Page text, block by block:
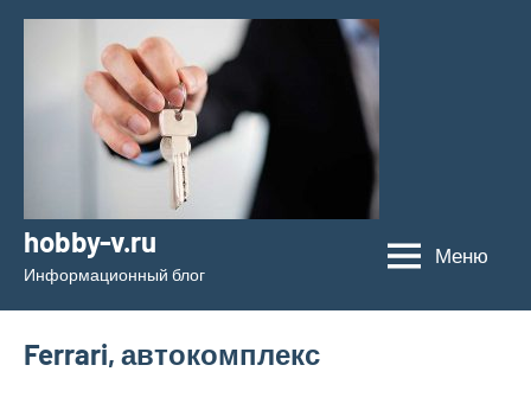
Перейти
содержимому
hobby-v.ru
Информационный блог
Меню
Ferrari, автокомплекс